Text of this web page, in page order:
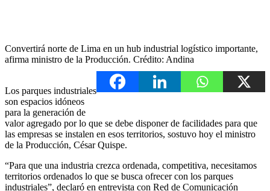
Convertirá norte de Lima en un hub industrial logístico importante,
afirma ministro de la Producción. Crédito: Andina
Los parques industriales
son espacios idóneos
para la generación de
valor agregado por lo que se debe disponer de facilidades para que
las empresas se instalen en esos territorios, sostuvo hoy el ministro
de la Producción, César Quispe.
“Para que una industria crezca ordenada, competitiva, necesitamos
territorios ordenados lo que se busca ofrecer con los parques
industriales”, declaró en entrevista con Red de Comunicación